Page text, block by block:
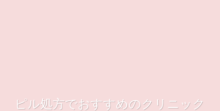
ピル処方でおすすめのクリニック